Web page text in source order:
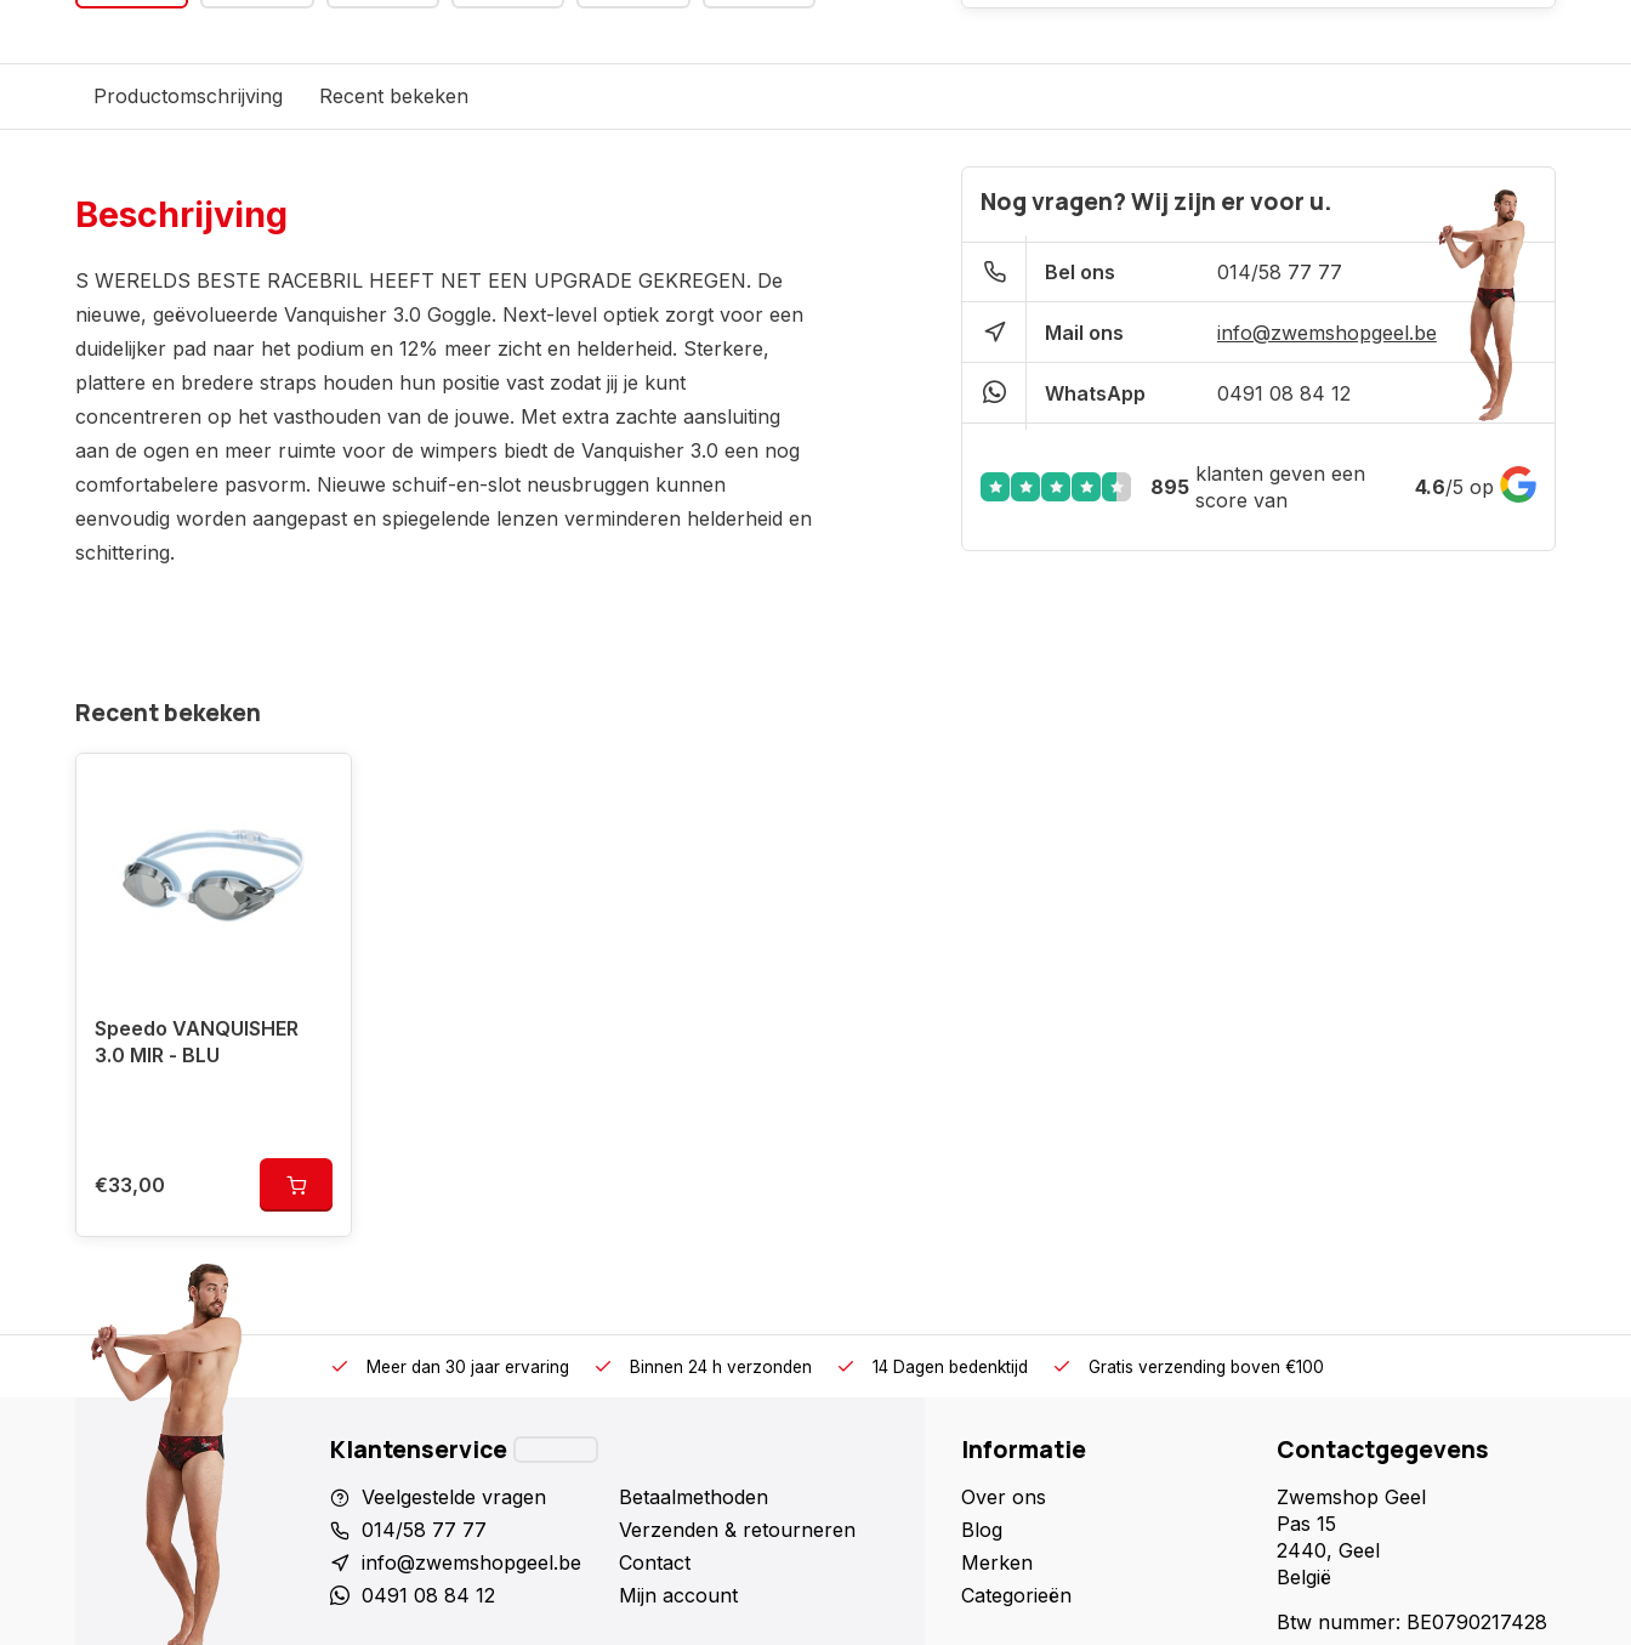
Productomschrijving Recent bekeken
Beschrijving
S WERELDS BESTE RACEBRIL HEEFT NET EEN UPGRADE GEKREGEN. De
nieuwe, geëvolueerde Vanquisher 3.0 Goggle. Next-level optiek zorgt voor een
duidelijker pad naar het podium en 12% meer zicht en helderheid. Sterkere,
plattere en bredere straps houden hun positie vast zodat jij je kunt
concentreren op het vasthouden van de jouwe. Met extra zachte aansluiting
aan de ogen en meer ruimte voor de wimpers biedt de Vanquisher 3.0 een nog
comfortabelere pasvorm. Nieuwe schuif-en-slot neusbruggen kunnen
eenvoudig worden aangepast en spiegelende lenzen verminderen helderheid en
schittering.
Nog vragen? Wij zijn er voor u.
Bel ons 014/58 77 77
Mail ons info@zwemshopgeel.be
WhatsApp 0491 08 84 12
895
klanten geven een
score van
4.6/5 op
Recent bekeken
Speedo VANQUISHER
3.0 MIR - BLU
€33,00
Meer dan 30 jaar ervaring Binnen 24 h verzonden 14 Dagen bedenktijd Gratis verzending boven €100
Klantenservice
Veelgestelde vragen
014/58 77 77
info@zwemshopgeel.be
0491 08 84 12
Betaalmethoden
Verzenden & retourneren
Contact
Mijn account
Informatie
Over ons
Blog
Merken
Categorieën
Contactgegevens
Zwemshop Geel
Pas 15
2440, Geel
België
Btw nummer: BE0790217428